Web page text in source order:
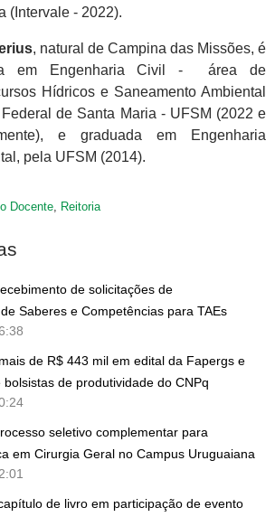
(Intervale - 2022).
, natural de Campina das Missões, é
em Engenharia Civil - área de
Hídricos e Saneamento Ambiental
de Santa Maria - UFSM (2022 e
e graduada em Engenharia
pela UFSM (2014).
Docente, Reitoria
de solicitações de
Saberes e Competências para TAEs
de R$ 443 mil em edital da Fapergs e
de produtividade do CNPq
seletivo complementar para
em Cirurgia Geral no Campus Uruguaiana
de livro em participação de evento